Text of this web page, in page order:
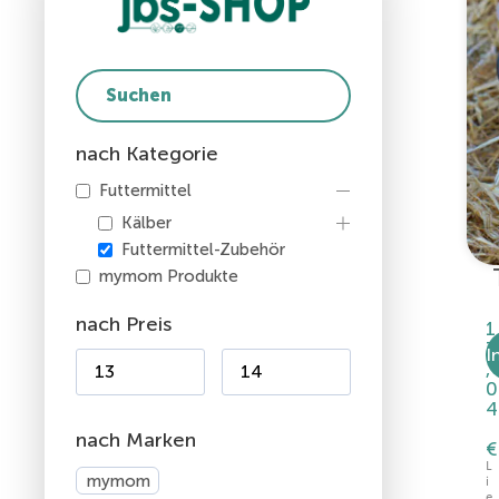
nach Kategorie
Futtermittel
Kälber
Futtermittel-Zubehör
mymom Produkte
nach Preis
nach Marken
mymom
1
3
,
0
4
€
L
i